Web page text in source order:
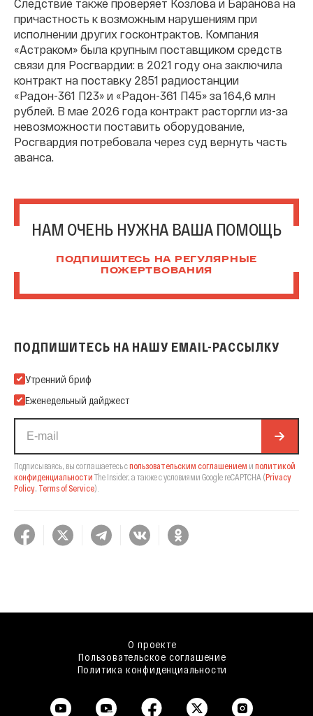
Следствие также проверяет Козлова и Баранова на
причастность к возможным нарушениям при
исполнении других госконтрактов. Компания
«Астраком» была крупным поставщиком средств
связи для Росгвардии: в 2021 году она заключила
контракт на поставку 2851 радиостанции
«Радон-361 П23» и «Радон-361 П45» за 164,6 млн
рублей. В мае 2026 года контракт расторгли из-за
невозможности поставить оборудование,
Росгвардия потребовала через суд вернуть часть
аванса.
НАМ ОЧЕНЬ НУЖНА ВАША ПОМОЩЬ
ПОДПИШИТЕСЬ НА РЕГУЛЯРНЫЕ
ПОЖЕРТВОВАНИЯ
ПОДПИШИТЕСЬ НА НАШУ EMAIL-РАССЫЛКУ
Подпишитесь на нашу Email-рассылку
Утренний бриф
Еженедельный дайджест
Подписываясь, вы соглашаетесь спользовательским соглашением и политикой
конфиденциальности The Insider, а также с условиями Google reCAPTCHA (Privacy
Policy, Terms of Service).
О проекте
Пользовательское соглашение
Политика конфиденциальности